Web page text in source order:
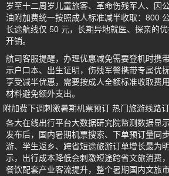
岁至十二周岁儿童旅客、革命伤残军人、因
油附加费统一按照成人标准减半收取：800
长途航线仅 50 元，长期异地就医、探亲的
开销。
航司客服提醒，办理优惠减免需要登机时携
示户口本、出生证明，伤残军警携带专属优
享受减半优惠，需要按成人全额标准收取费
材料避免额外支出。
附加费下调刺激暑期机票预订 热门旅游线路
各大在线出行平台大数据研究院监测数据显
发布后，国内暑期机票搜索、下单预订量同
游、学生返乡、跨省短途旅游订单增长最为
示，出行成本降低会刺激短途跨省文旅消费
餐饮配套产业客流提升，整个暑期国内文旅